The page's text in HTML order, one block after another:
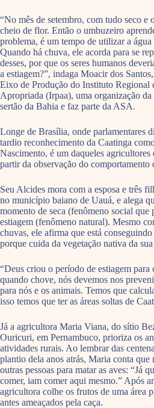
“No mês de setembro, com tudo seco e
cheio de flor. Então o umbuzeiro
problema, é um tempo de utilizar a
Quando há chuva, ele acorda para se
desses, por que os seres humanos
a estiagem?”, indaga Moacir dos
Eixo de Produção do Instituto Regional
Apropriada (Irpaa), uma organização
sertão da Bahia e faz parte da ASA.
Longe de Brasília, onde parlamentares
tardio reconhecimento da Caatinga
Nascimento, é um daqueles agricultores
partir da observação do comportamento
Seu Alcides mora com a esposa e três
no município baiano de Uauá, e alega
momento de seca (fenômeno social que
estiagem (fenômeno natural). Mesmo
chuvas, ele afirma que está
porque cuida da vegetação nativa da
“Deus criou o período de estiagem para
quando chove, nós devemos nos
para nós e os animais. Temos que
isso temos que ter as áreas soltas de
Já a agricultora Maria Viana, do sítio
Ouricuri, em Pernambuco, prioriza os
atividades rurais. Ao lembrar das
plantio dela anos atrás, Maria conta que
outras pessoas para matar as aves: “Já
comer, iam comer aqui mesmo.” Após
agricultora colhe os frutos de uma área
antes ameaçados pela caça.